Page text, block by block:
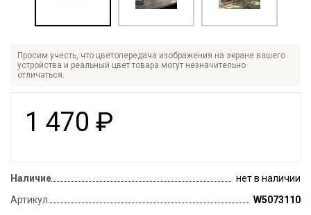
Просим учесть, что цветопередача изображения на экране вашего
устройства и реальный цвет товара могут незначительно
отличаться.
1 470 ₽
Наличие
нет в наличии
Артикул
W5073110